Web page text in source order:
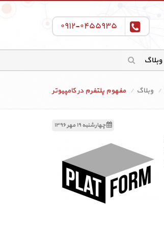
۰۹۱۲-۰۴۵۵۹۳۵
وبلاگ
وبلاگ مفهوم پلتفرم در کامپیوتر
چهارشنبه ۱۹ مهر ۱۳۹۶